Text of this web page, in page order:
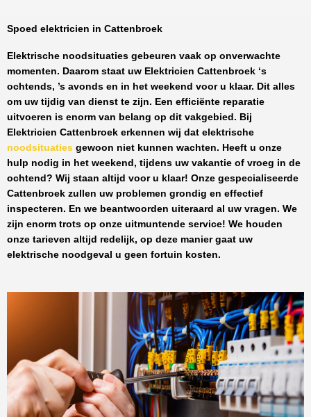
Spoed elektricien in Cattenbroek
Elektrische noodsituaties gebeuren vaak op onverwachte
momenten. Daarom staat uw Elektricien Cattenbroek ‘s
ochtends, ’s avonds en in het weekend voor u klaar. Dit alles
om uw tijdig van dienst te zijn. Een efficiënte reparatie
uitvoeren is enorm van belang op dit vakgebied. Bij
Elektricien Cattenbroek erkennen wij dat elektrische
noodsituaties gewoon niet kunnen wachten. Heeft u onze
hulp nodig in het weekend, tijdens uw vakantie of vroeg in de
ochtend? Wij staan altijd voor u klaar! Onze gespecialiseerde
Cattenbroek zullen uw problemen grondig en effectief
inspecteren. En we beantwoorden uiteraard al uw vragen. We
zijn enorm trots op onze uitmuntende service! We houden
onze tarieven altijd redelijk, op deze manier gaat uw
elektrische noodgeval u geen fortuin kosten.